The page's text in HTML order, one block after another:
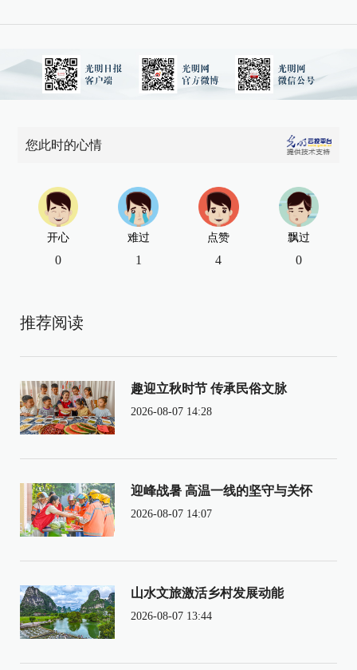
您此时的心情
开心
0
难过
1
点赞
4
飘过
0
推荐阅读
趣迎立秋时节 传承民俗文脉
2026-08-07 14:28
迎峰战暑 高温一线的坚守与关怀
2026-08-07 14:07
山水文旅激活乡村发展动能
2026-08-07 13:44